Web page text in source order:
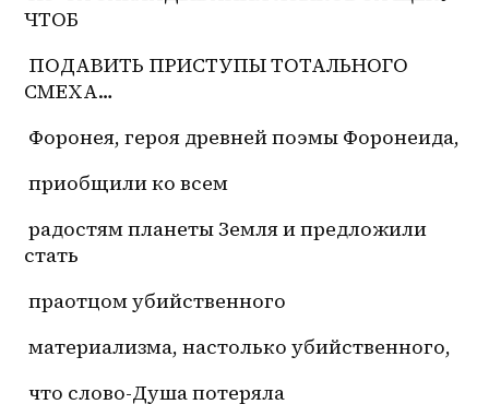
ЧТОБ
СМЕХА…
Форонея, героя древней поэмы Форонеида,
приобщили ко всем
радостям планеты Земля и предложили
стать
праотцом убийственного
материализма, настолько убийственного,
что слово-Душа потеряла